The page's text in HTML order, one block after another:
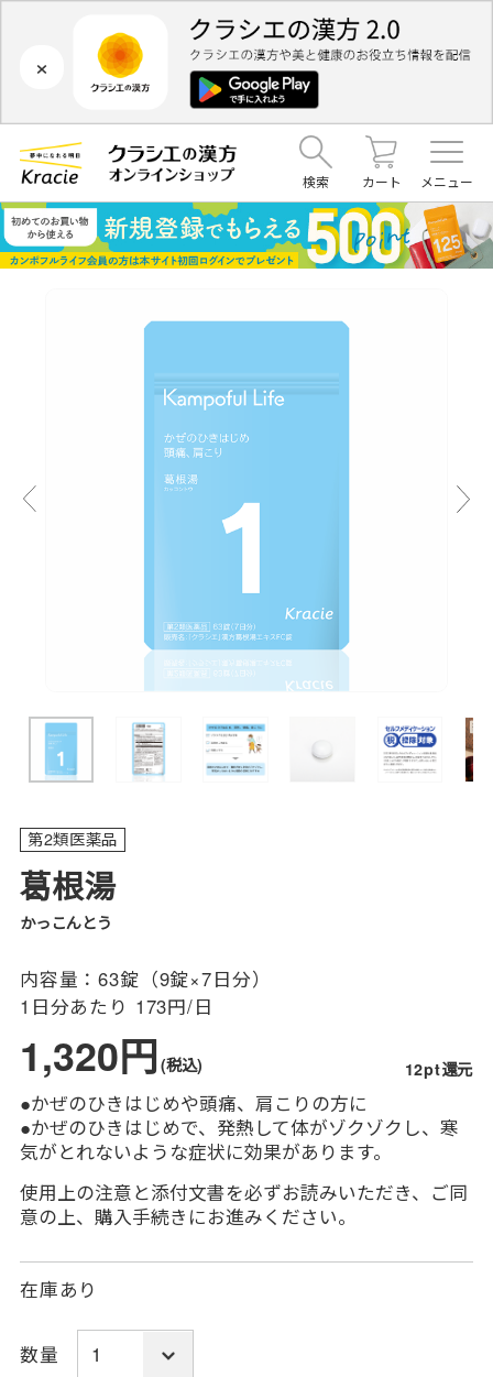
×
検索 カート メニュー
第2類医薬品
葛根湯
かっこんとう
内容量：63錠（9錠×7日分）
1日分あたり 173円/日
1,320円(税込) 12pt還元
●かぜのひきはじめや頭痛、肩こりの方に
●かぜのひきはじめで、発熱して体がゾクゾクし、寒
気がとれないような症状に効果があります。
使用上の注意と添付文書を必ずお読みいただき、ご同
意の上、購入手続きにお進みください。
在庫あり
数量